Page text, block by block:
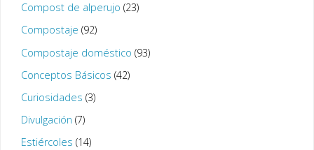
Compost de alperujo (23)
Compostaje (92)
Compostaje doméstico (93)
Conceptos Básicos (42)
Curiosidades (3)
Divulgación (7)
Estiércoles (14)